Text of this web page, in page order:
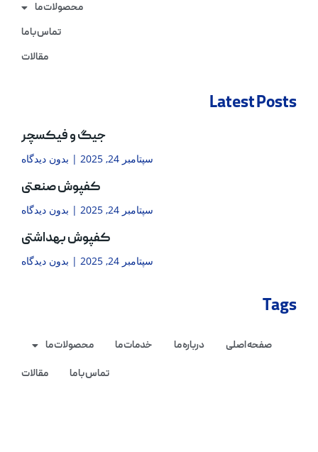
محصولات ما
تماس با ما
مقالات
Latest Posts
جیگ و فیکسچر
سپتامبر 24, 2025 بدون دیدگاه
کفپوش صنعتی
سپتامبر 24, 2025 بدون دیدگاه
کفپوش بهداشتی
سپتامبر 24, 2025 بدون دیدگاه
Tags
صفحه اصلی درباره ما خدمات ما
محصولات ما
تماس با ما
مقالات